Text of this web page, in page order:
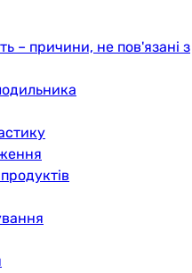
– причини, не пов'язані з